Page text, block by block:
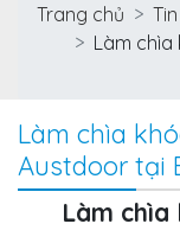
Trang chủ
Làm
Làm chìa
Austdoor tại
Làm